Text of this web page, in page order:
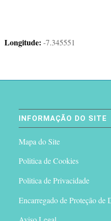
Longitude: -7.345551
INFORMAÇÃO DO SITE
Mapa do Site
Politica de Cookies
Politica de Privacidade
Encarregado de Proteção de